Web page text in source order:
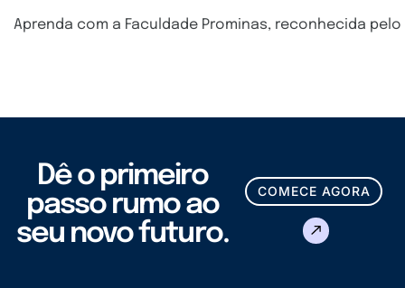
Aprenda com a Faculdade Prominas, reconhecida
Dê o primeiro
passo rumo ao
seu novo futuro.
COMECE AGORA